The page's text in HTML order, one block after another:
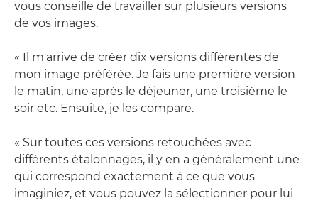
vous conseille de travailler sur plusieurs versions
de vos images.
« Il m'arrive de créer dix versions différentes de
mon image préférée. Je fais une première version
le matin, une après le déjeuner, une troisième le
soir etc. Ensuite, je les compare.
« Sur toutes ces versions retouchées avec
différents étalonnages, il y en a généralement une
qui correspond exactement à ce que vous
imaginiez, et vous pouvez la sélectionner pour lui